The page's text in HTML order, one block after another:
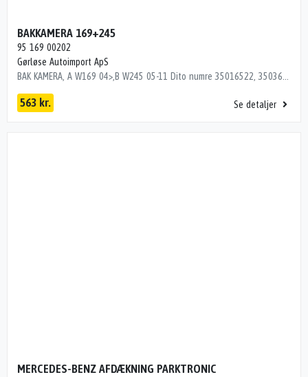
BAKKAMERA 169+245
95 169 00202
Gørløse Autoimport ApS
BAK KAMERA, A W169 04>,B W245 05-11 Dito numre 35016522, 35036522
563 kr. Se detaljer
MERCEDES-BENZ AFDÆKNING PARKTRONIC